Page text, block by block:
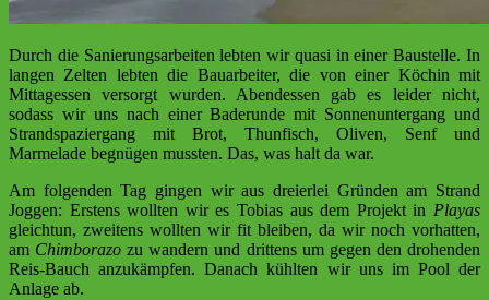
Durch die Sanierungsarbeiten lebten wir quasi in einer Baustelle. In
langen Zelten lebten die Bauarbeiter, die von einer Köchin mit
Mittagessen versorgt wurden. Abendessen gab es leider nicht,
sodass wir uns nach einer Baderunde mit Sonnenuntergang und
Strandspaziergang mit Brot, Thunfisch, Oliven, Senf und
Marmelade begnügen mussten. Das, was halt da war.
Am folgenden Tag gingen wir aus dreierlei Gründen am Strand
Joggen: Erstens wollten wir es Tobias aus dem Projekt in Playas
gleichtun, zweitens wollten wir fit bleiben, da wir noch vorhatten,
am Chimborazozu wandern und drittens um gegen den drohenden
Reis-Bauch anzukämpfen. Danach kühlten wir uns im Pool der
Anlage ab.